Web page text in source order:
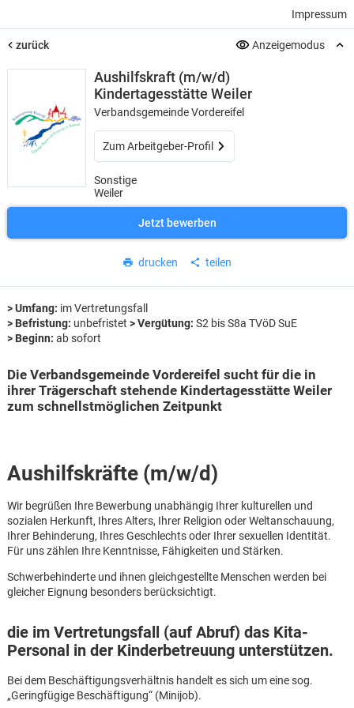
Impressum
zurück Anzeigemodus
Aushilfskraft (m/w/d)
Kindertagesstätte Weiler
Verbandsgemeinde Vordereifel
Zum Arbeitgeber-Profil
Sonstige
Weiler
Jetzt bewerben
drucken teilen
> Umfang: im Vertretungsfall
> Befristung: unbefristet > Vergütung: S2 bis S8a TVöD SuE
> Beginn: ab sofort
Die Verbandsgemeinde Vordereifel sucht für die in
ihrer Trägerschaft stehende Kindertagesstätte Weiler
zum schnellstmöglichen Zeitpunkt
Aushilfskräfte (m/w/d)
Wir begrüßen Ihre Bewerbung unabhängig Ihrer kulturellen und
sozialen Herkunft, Ihres Alters, Ihrer Religion oder Weltanschauung,
Ihrer Behinderung, Ihres Geschlechts oder Ihrer sexuellen Identität.
Für uns zählen Ihre Kenntnisse, Fähigkeiten und Stärken.
Schwerbehinderte und ihnen gleichgestellte Menschen werden bei
gleicher Eignung besonders berücksichtigt.
die im Vertretungsfall (auf Abruf) das Kita-
Personal in der Kinderbetreuung unterstützen.
Bei dem Beschäftigungsverhältnis handelt es sich um eine sog.
„Geringfügige Beschäftigung“ (Minijob).